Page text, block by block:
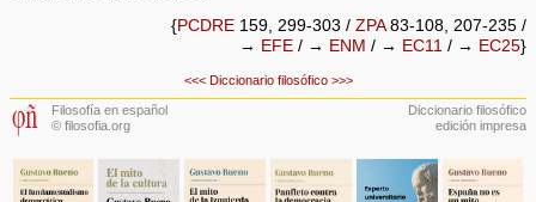
{PCDRE159, 299-303 / ZPA83-108, 207-235 /
→ EFE/ → ENM / → EC11/ → EC25}
<<< Diccionario filosófico >>>
Filosofía en español
© filosofia.org
Diccionario filosófico
edición impresa